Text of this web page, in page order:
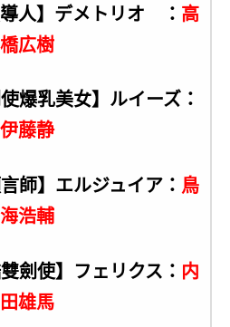
導人】デメトリオ ： 高
橋広樹
爆乳美女】ルイーズ：
伊藤静
師】エルジュイア： 鳥
海浩輔
劍使】フェリクス： 内
田雄馬